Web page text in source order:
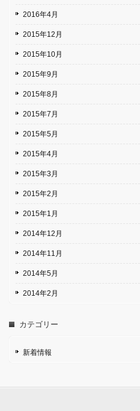
2016年4月
2015年12月
2015年10月
2015年9月
2015年8月
2015年7月
2015年5月
2015年4月
2015年3月
2015年2月
2015年1月
2014年12月
2014年11月
2014年5月
2014年2月
カテゴリー
新着情報